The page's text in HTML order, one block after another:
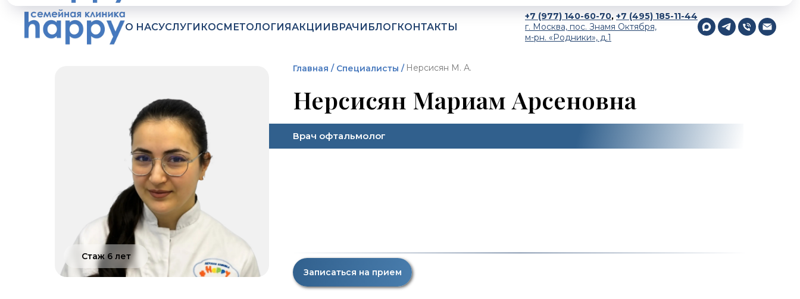
О НАСУСЛУГИ КОСМЕТОЛОГИЯАКЦИИ ВРАЧИ БЛОГКОНТАКТЫ
+7 (977) 140-60-70, +7 (495) 185-11-44
г. Москва, пос. Знамя Октября,
м-рн. «Родники», д.1
Специалисты /
Главная / Нерсисян М. А.
Нерсисян Мариам Арсеновна
Стаж 6 лет
Врач офтальмолог
Записаться на прием